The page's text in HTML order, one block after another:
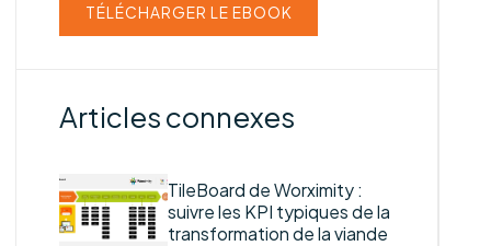
TÉLÉCHARGER LE EBOOK
Articles connexes
TileBoard de Worximity :
suivre les KPI typiques de la
transformation de la viande